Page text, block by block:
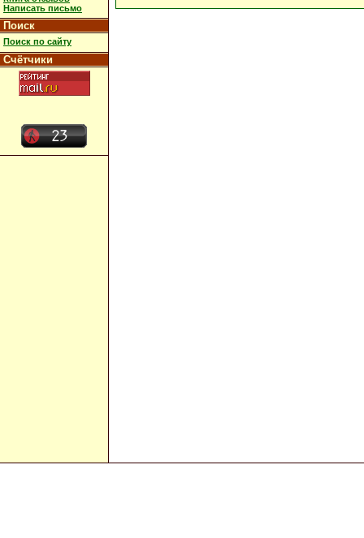
Написать письмо
Поиск
Поиск по сайту
Счётчики